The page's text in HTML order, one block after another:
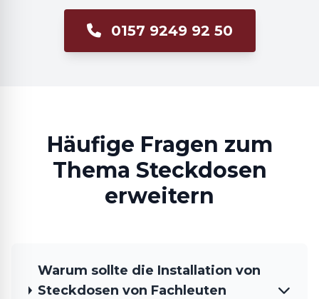
0157 9249 92 50
Häufige Fragen zum
Thema Steckdosen
erweitern
Warum sollte die Installation von
Steckdosen von Fachleuten